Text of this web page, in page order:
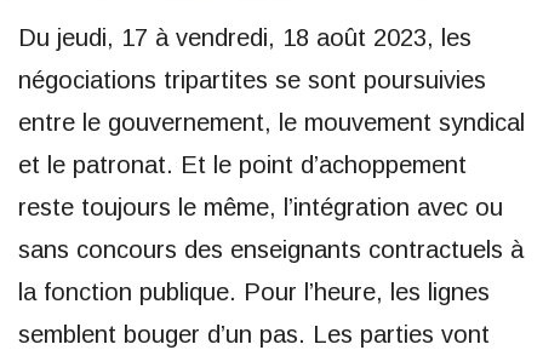
Du jeudi, 17 à vendredi, 18 août 2023, les
négociations tripartites se sont poursuivies
entre le gouvernement, le mouvement syndical
et le patronat. Et le point d’achoppement
reste toujours le même, l’intégration avec ou
sans concours des enseignants contractuels à
la fonction publique. Pour l’heure, les lignes
semblent bouger d’un pas. Les parties vont